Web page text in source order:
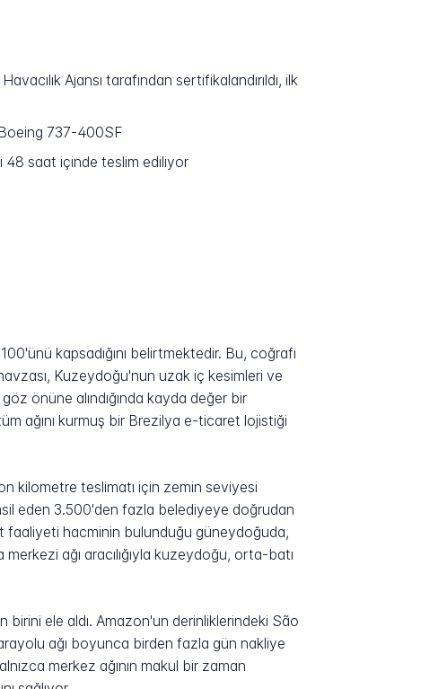
Ajansı tarafından sertifikalandırıldı, ilk
737-400SF
48 saat içinde teslim ediliyor
kapsadığını belirtmektedir. Bu, coğrafi
Kuzeydoğu'nun uzak iç kesimleri ve
önüne alındığında kayda değer bir
ağını kurmuş bir Brezilya e-ticaret lojistiği
kilometre teslimatı için zemin seviyesi
eden 3.500'den fazla belediyeye doğrudan
faaliyeti hacminin bulunduğu güneydoğuda,
ağı aracılığıyla kuzeydoğu, orta-batı
birini ele aldı. Amazon'un derinliklerindeki São
ağı boyunca birden fazla gün nakliye
merkez ağının makul bir zaman